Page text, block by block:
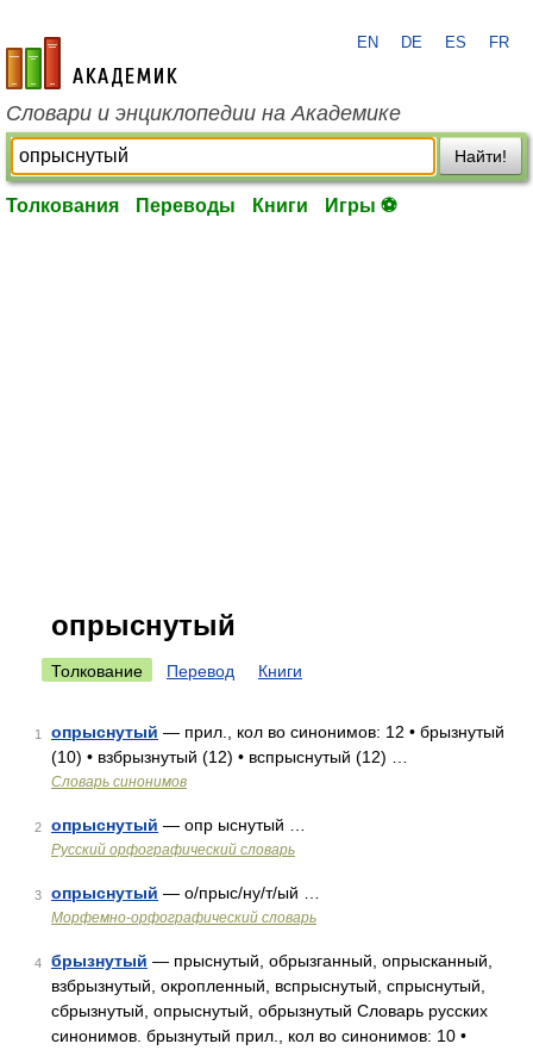
academic.ru
EN DE ES FR
Словари и энциклопедии на Академике
Найти!
Толкования Переводы Книги Игры ⚽
опрыснутый
Толкование Перевод Книги
1 опрыснутый — прил., кол во синонимов: 12 • брызнутый
(10) • взбрызнутый (12) • вспрыснутый (12) …
Словарь синонимов
2 опрыснутый — опр ыснутый …
Русский орфографический словарь
3 опрыснутый — о/прыс/ну/т/ый …
Морфемно-орфографический словарь
4 брызнутый — прыснутый, обрызганный, опрысканный,
взбрызнутый, окропленный, вспрыснутый, спрыснутый,
сбрызнутый, опрыснутый, обрызнутый Словарь русских
синонимов. брызнутый прил., кол во синонимов: 10 •